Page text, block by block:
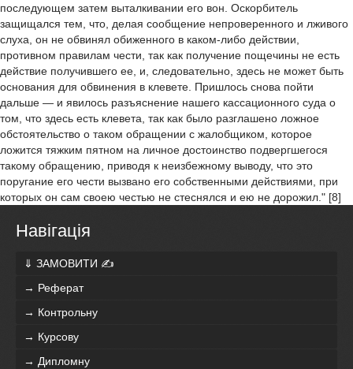
последующем затем выталкивании его вон. Оскорбитель
защищался тем, что, делая сообщение непроверенного и лживого
слуха, он не обвинял обиженного в каком-либо действии,
противном правилам чести, так как получение пощечины не есть
действие получившего ее, и, следовательно, здесь не может быть
основания для обвинения в клевете. Пришлось снова пойти
дальше — и явилось разъяснение нашего кассационного суда о
том, что здесь есть клевета, так как было разглашено ложное
обстоятельство о таком обращении с жалобщиком, которое
ложится тяжким пятном на личное достоинство подвергшегося
такому обращению, приводя к неизбежному выводу, что это
поругание его чести вызвано его собственными действиями, при
которых он сам своею честью не стеснялся и ею не дорожил." [8]
Навігація
⇓ ЗАМОВИТИ ✍
→ Реферат
→ Контрольну
→ Курсову
→ Дипломну